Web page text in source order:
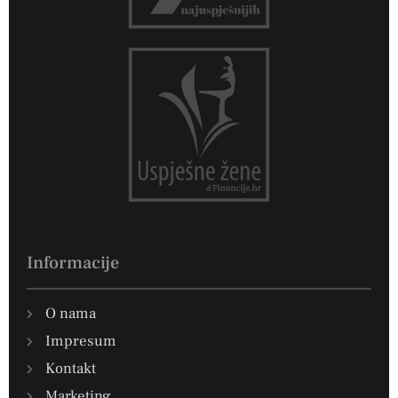
Informacije
O nama
Impresum
Kontakt